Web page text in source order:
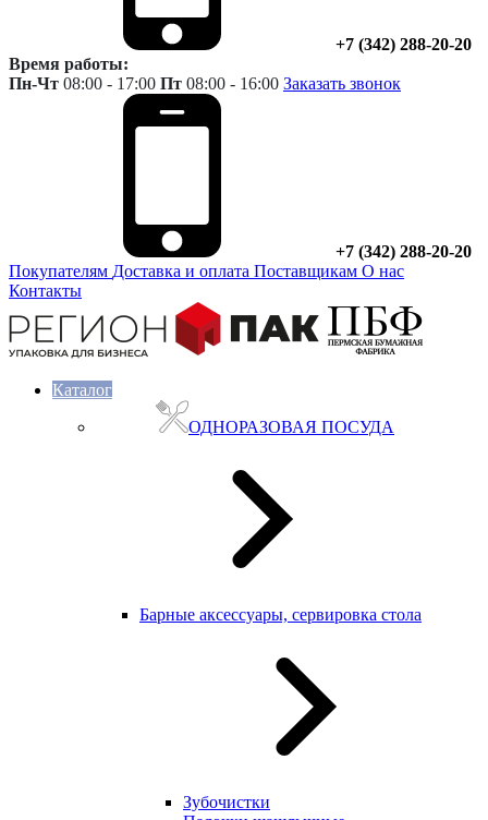
+7 (342) 288-20-20
Время работы:
Пн-Чт 08:00 - 17:00 Пт 08:00 - 16:00 Заказать звонок
+7 (342) 288-20-20
Покупателям Доставка и оплата Поставщикам О нас
Контакты
Каталог
ОДНОРАЗОВАЯ ПОСУДА
Барные аксессуары, сервировка стола
Зубочистки